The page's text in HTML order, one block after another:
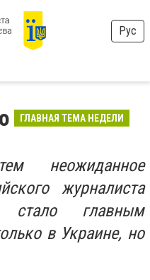
Рус
ГЛАВНАЯ ТЕМА НЕДЕЛИ
неожиданное
журналиста
стало главным
в Украине, но